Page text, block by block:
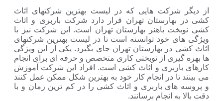
شرکت هایی که در لیست بهترین شرکتهای اثاث
تهران قرار دارد شرکت باربری و اثاث
باهنر بهارستان تهران است. این شرکت نیز با
خود توانسته است تا در لیست بهترین شرکتهای
در بهارستان تهران جای بگیرد. یکی از این ویژگی
از نوبختی کاری متخصص و حرفه ای برای انجام
و اثاث کشی است. افراد این شرکت آموزش
در انجام کار خود به بهترین شکل ممکن عمل کنند
باربری و اثاث کشی را در کم ترین زمان و با
انجام برسانند.